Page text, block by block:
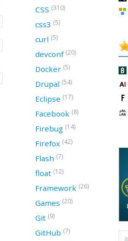
CSS (310)
css3 (5)
curl (5)
devconf (20)
Docker (5)
Drupal (54)
Eclipse (17)
Facebook (8)
Firebug (14)
Firefox (42)
Flash (7)
float (12)
Framework (26)
Games (20)
Git (9)
GitHub (7)